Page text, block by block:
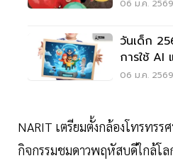
06 ม.ค.
วันเด็ก
การใช้
06 ม.ค.
NARIT เตรียมตั้งกล้องโทรทร
กิจกรรมชมดาวพฤหัสบดีใกล้โ